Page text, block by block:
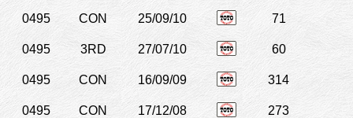
0495 CON 25/09/10 71
0495 3RD 27/07/10 60
0495 CON 16/09/09 314
0495 CON 17/12/08 273